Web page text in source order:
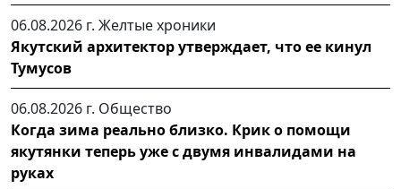
06.08.2026 г. Желтые хроники
Якутский архитектор утверждает, что ее кинул
Тумусов
06.08.2026 г. Общество
Когда зима реально близко. Крик о помощи
якутянки теперь уже с двумя инвалидами на
руках